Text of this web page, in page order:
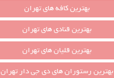
بهترین کافه های تهران
بهترین قنادی های تهران
بهترین قلیان های تهران
بهترین رستوران های دی جی دار تهران